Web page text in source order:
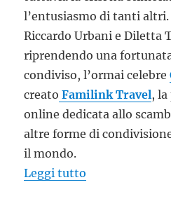
l’entusiasmo di tanti altri.
Riccardo Urbani e Diletta
riprendendo una
condiviso, l’ormai celebre
creato Familink Travel,
online dedicata allo
altre forme di
il mondo.
Leggi tutto